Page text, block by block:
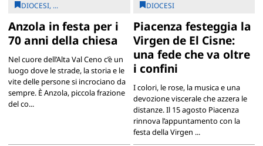
DIOCESI, ...
Anzola in festa per i
70 anni della chiesa
Nel cuore dell’Alta Val Ceno c’è un
luogo dove le strade, la storia e le
vite delle persone si incrociano da
sempre. È Anzola, piccola frazione
del co...
DIOCESI
Piacenza festeggia la
Virgen de El Cisne:
una fede che va oltre
i confini
I colori, le rose, la musica e una
devozione viscerale che azzera le
distanze. Il 15 agosto Piacenza
rinnova l’appuntamento con la
festa della Virgen ...